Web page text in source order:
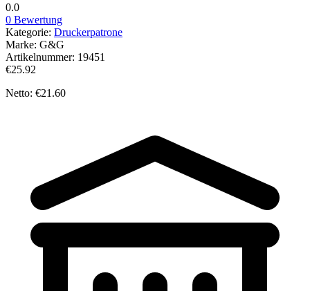
0.0
0 Bewertung
Kategorie: Druckerpatrone
Marke: G&G
Artikelnummer: 19451
€25.92
Netto: €21.60